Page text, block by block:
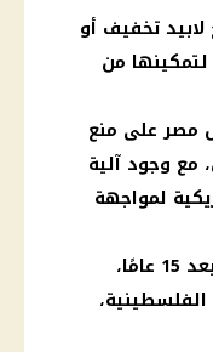
تخفيف أو
لتمكينها من
مصر على منع
مع وجود آلية
لمواجهة
انتقال تدريجي للحكم الذاتي: بعد 15 عامًا،